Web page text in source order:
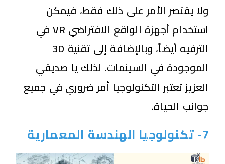
ولا يقتصر الأمر على ذلك فقط، فيمكن
استخدام أجهزة الواقع الافتراضي VR في
الترفيه أيضاً، وبالإضافة إلى تقنية 3D
الموجودة في السينمات. لذلك يا صديقي
العزيز تعتبر التكنولوجيا أمر ضروري في جميع
جوانب الحياة.
7- تكنولوجيا الهندسة المعمارية